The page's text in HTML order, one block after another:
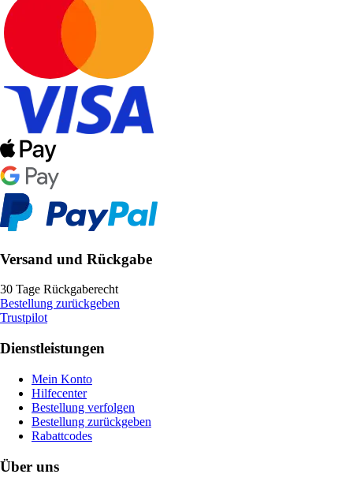
Versand und Rückgabe
30 Tage Rückgaberecht
Bestellung zurückgeben
Trustpilot
Dienstleistungen
Mein Konto
Hilfecenter
Bestellung verfolgen
Bestellung zurückgeben
Rabattcodes
Über uns